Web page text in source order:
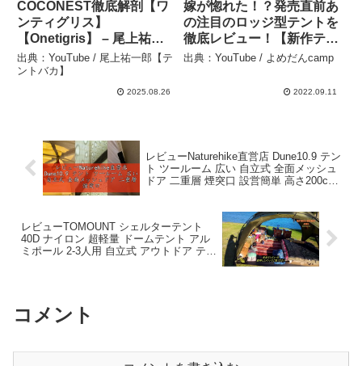
COCONEST徹底解剖【ワ
ンティグリス】
【Onetigris】 – 尾上祐一
郎【テントバカ】
出典：YouTube / 尾上祐一郎【テ
ントバカ】
2025.08.26
嫁が惚れた！？発売直前あ
の注目のロッジ型テントを
徹底レビュー！【新作テン
ト紹介】【北海道キャン
ェロッジ】 – よめだん
出典：YouTube / よめだんcamp
2022.09.11
レビューNaturehike直営店 Dune10.9 テン
ト ツールーム 広い 自立式 全面メッシュ
ドア 二重層 煙突口 設営簡単 高さ200cm
レビューTOMOUNT シェルターテント
40D ナイロン 超軽量 ドームテント アル
ミポール 2-3人用 自立式 アウトドア テン
コメント